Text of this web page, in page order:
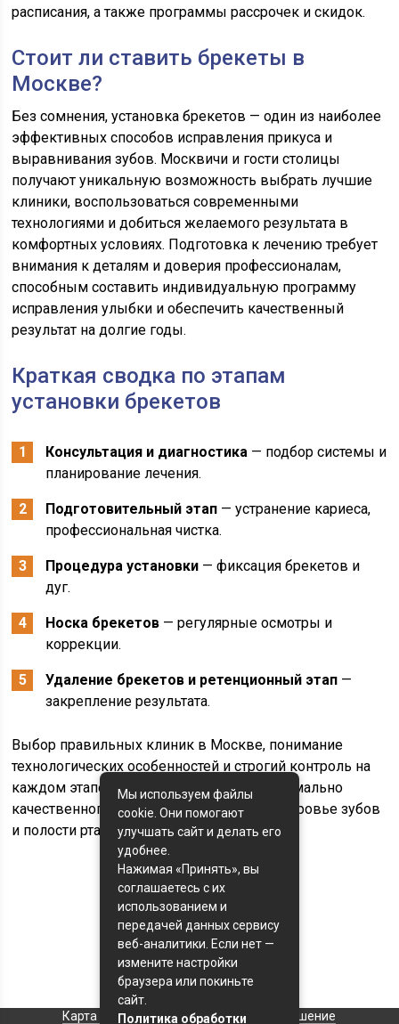
расписания, а также программы рассрочек и скидок.
Стоит ли ставить брекеты в
Москве?
Без сомнения, установка брекетов — один из наиболее
эффективных способов исправления прикуса и
выравнивания зубов. Москвичи и гости столицы
получают уникальную возможность выбрать лучшие
клиники, воспользоваться современными
технологиями и добиться желаемого результата в
комфортных условиях. Подготовка к лечению требует
внимания к деталям и доверия профессионалам,
способным составить индивидуальную программу
исправления улыбки и обеспечить качественный
результат на долгие годы.
Краткая сводка по этапам
установки брекетов
Консультация и диагностика — подбор системы и
планирование лечения.
Подготовительный этап — устранение кариеса,
профессиональная чистка.
Процедура установки — фиксация брекетов и
дуг.
Носка брекетов — регулярные осмотры и
коррекции.
Удаление брекетов и ретенционный этап —
закрепление результата.
Выбор правильных клиник в Москве, понимание
технологических особенностей и строгий контроль на
каждом этапе позволяют добиться максимально
качественного результата и сохранить здоровье зубов
и полости рта на долгие годы.
Оценка статьи:
(пока оценок нет)
Поделиться с друзьями:
Карта сайта Пользовательское соглашение
Мы используем файлы
cookie. Они помогают
улучшать сайт и делать его
удобнее.
Нажимая «Принять», вы
соглашаетесь с их
использованием и
передачей данных сервису
веб-аналитики. Если нет —
измените настройки
браузера или покиньте
сайт.
Политика обработки